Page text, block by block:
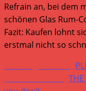
Refrain an, bei dem
schönen Glas Rum-
Fazit: Kaufen lohnt
erstmal nicht so
Weitere
Artikel